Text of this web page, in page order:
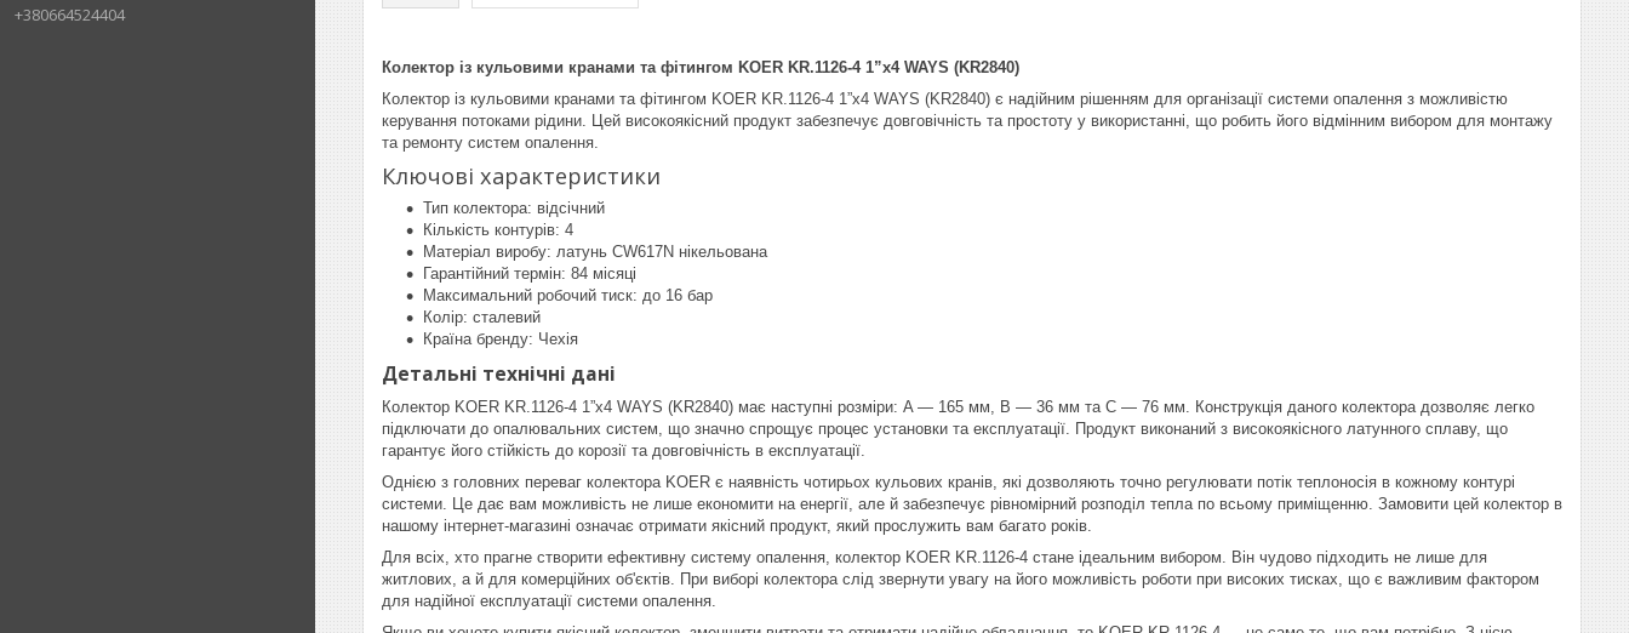
+380664524404
Колектор із кульовими кранами та фітингом KOER KR.1126-4 1”x4 WAYS (KR2840)
Колектор із кульовими кранами та фітингом KOER KR.1126-4 1”x4 WAYS (KR2840) є надійним рішенням для організації системи опалення з можливістю
керування потоками рідини. Цей високоякісний продукт забезпечує довговічність та простоту у використанні, що робить його відмінним вибором для монтажу
та ремонту систем опалення.
Ключові характеристики
Тип колектора: відсічний
Кількість контурів: 4
Матеріал виробу: латунь CW617N нікельована
Гарантійний термін: 84 місяці
Максимальний робочий тиск: до 16 бар
Колір: сталевий
Країна бренду: Чехія
Детальні технічні дані
Колектор KOER KR.1126-4 1”x4 WAYS (KR2840) має наступні розміри: A — 165 мм, B — 36 мм та C — 76 мм. Конструкція даного колектора дозволяє легко
підключати до опалювальних систем, що значно спрощує процес установки та експлуатації. Продукт виконаний з високоякісного латунного сплаву, що
гарантує його стійкість до корозії та довговічність в експлуатації.
Однією з головних переваг колектора KOER є наявність чотирьох кульових кранів, які дозволяють точно регулювати потік теплоносія в кожному контурі
системи. Це дає вам можливість не лише економити на енергії, але й забезпечує рівномірний розподіл тепла по всьому приміщенню. Замовити цей колектор в
нашому інтернет-магазині означає отримати якісний продукт, який прослужить вам багато років.
Для всіх, хто прагне створити ефективну систему опалення, колектор KOER KR.1126-4 стане ідеальним вибором. Він чудово підходить не лише для
житлових, а й для комерційних об'єктів. При виборі колектора слід звернути увагу на його можливість роботи при високих тисках, що є важливим фактором
для надійної експлуатації системи опалення.